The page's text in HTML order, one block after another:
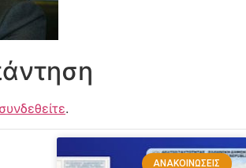
συνδεθείτε.
ΑΝΑΚΟΙΝΏΣΕΙΣ